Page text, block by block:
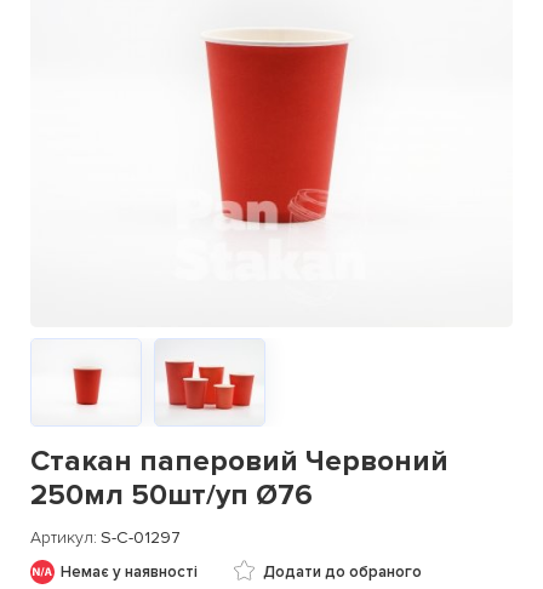
Стакан паперовий Червоний
250мл 50шт/уп Ø76
Артикул S-C-01297
Немає у наявності Додати до обраного